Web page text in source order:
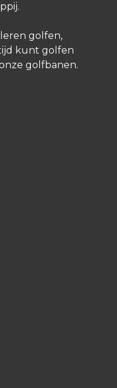
golfen,
kunt golfen
golfbanen.